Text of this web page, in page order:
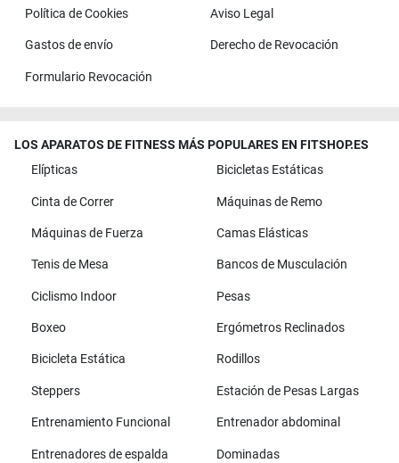
Política de Cookies Aviso Legal
Gastos de envío Derecho de Revocación
Formulario Revocación
LOS APARATOS DE FITNESS MÁS POPULARES EN FITSHOP.ES
Elípticas
Bicicletas Estáticas
Cinta de Correr Máquinas de Remo
Máquinas de Fuerza Camas Elásticas
Tenis de Mesa Bancos de Musculación
Ciclismo Indoor Pesas
Boxeo Ergómetros Reclinados
Bicicleta Estática Rodillos
Steppers Estación de Pesas Largas
Entrenamiento Funcional Entrenador abdominal
Entrenadores de espalda Dominadas